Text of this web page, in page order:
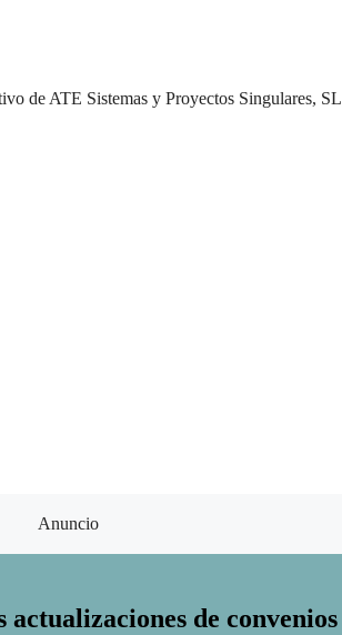
de ATE Sistemas y Proyectos Singulares, SL
Anuncio
actualizaciones de convenios